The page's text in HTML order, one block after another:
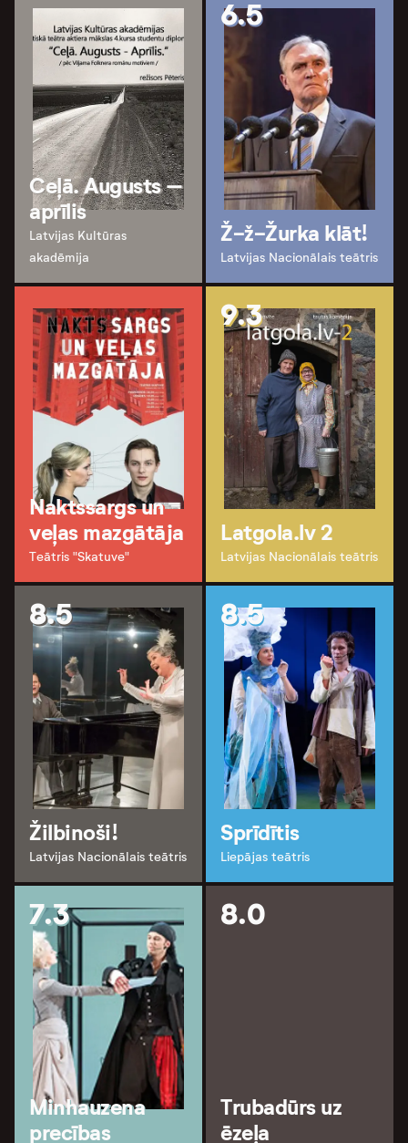
Ceļā. Augusts –
aprīlis
Latvijas Kultūras
akadēmija
6.5
Ž-ž-Žurka klāt!
Latvijas Nacionālais teātris
Naktssargs un
veļas mazgātāja
Teātris "Skatuve"
9.3
Latgola.lv 2
Latvijas Nacionālais teātris
8.5
Žilbinoši!
Latvijas Nacionālais teātris
8.5
Sprīdītis
Liepājas teātris
7.3
Minhauzena
precības
8.0
Trubadūrs uz
ēzeļa